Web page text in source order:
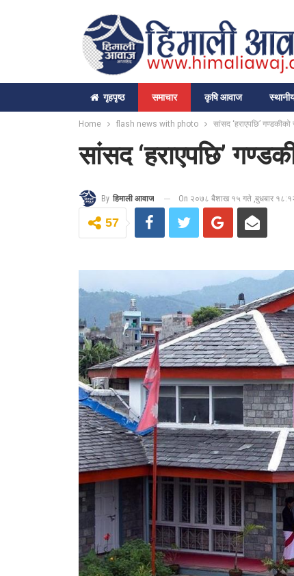
गृहपृष्‍ठ समाचार कृषि आवाज
Home flash news with photo सांसद ‘हराएपछि’
सांसद ‘हराएपछि’
By हिमाली आवाज On २०७८ बैशाख १५ गते ,बुधबार
57